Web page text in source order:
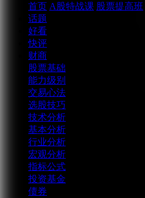
首页 A股特战课 股票提高班
话题
好看
快评
财商
股票基础
能力级别
交易心法
选股技巧
技术分析
基本分析
行业分析
宏观分析
指标公式
投资基金
债券